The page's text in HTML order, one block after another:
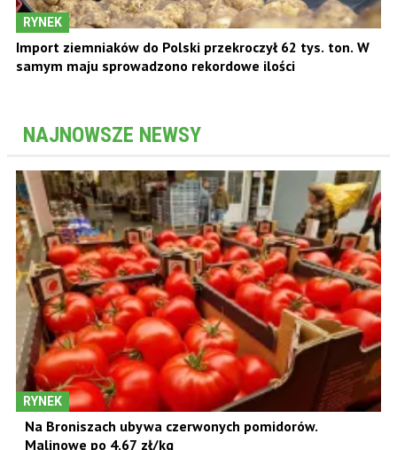
RYNEK
Import ziemniaków do Polski przekroczył 62 tys. ton. W
samym maju sprowadzono rekordowe ilości
NAJNOWSZE NEWSY
RYNEK
Na Broniszach ubywa czerwonych pomidorów.
Malinowe po 4,67 zł/kg